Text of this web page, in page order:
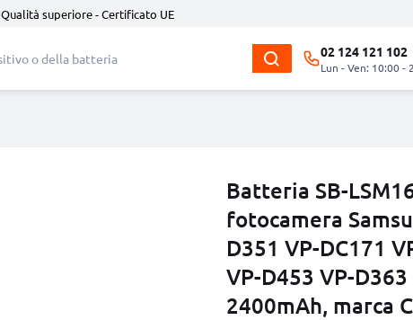
Qualità superiore - Certificato UE
02 124 121 102
Lun - Ven: 10:00 -
Batteria SB-
fotocamera
D351 VP-DC171
VP-D453 VP-
2400mAh, marca